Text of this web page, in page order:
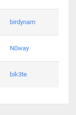
birdynam
N0way
bik3te